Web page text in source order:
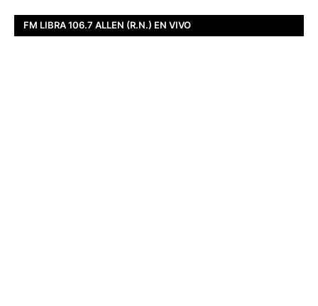
FM LIBRA 106.7 ALLEN (R.N.) EN VIVO